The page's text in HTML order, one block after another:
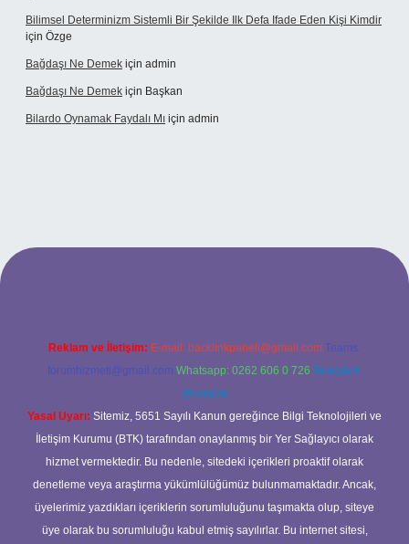
Bilimsel Determinizm Sistemli Bir Şekilde Ilk Defa Ifade Eden Kişi Kimdir
için Özge
Bağdaşı Ne Demek için admin
Bağdaşı Ne Demek için Başkan
Bilardo Oynamak Faydalı Mı için admin
bahis sitesi
Reklam ve İletişim: E-mail: backlinkpaneli@gmail.com Teams:
forumhizmeti@gmail.com Whatsapp: 0262 606 0 726 Telegram:
@karabul
Yasal Uyarı: Sitemiz, 5651 Sayılı Kanun gereğince Bilgi Teknolojileri ve
İletişim Kurumu (BTK) tarafından onaylanmış bir Yer Sağlayıcı olarak
hizmet vermektedir. Bu nedenle, sitedeki içerikleri proaktif olarak
denetleme veya araştırma yükümlülüğümüz bulunmamaktadır. Ancak,
üyelerimiz yazdıkları içeriklerin sorumluluğunu taşımakta olup, siteye
üye olarak bu sorumluluğu kabul etmiş sayılırlar. Bu internet sitesi,